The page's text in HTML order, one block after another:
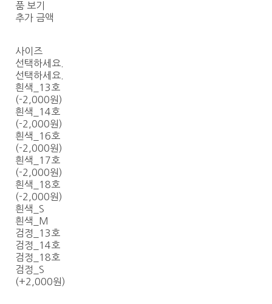
품 보기
추가 금액
사이즈
선택하세요.
선택하세요.
흰색_13호
(-2,000원)
흰색_14호
(-2,000원)
흰색_16호
(-2,000원)
흰색_17호
(-2,000원)
흰색_18호
(-2,000원)
흰색_S
흰색_M
검정_13호
검정_14호
검정_18호
검정_S
(+2,000원)